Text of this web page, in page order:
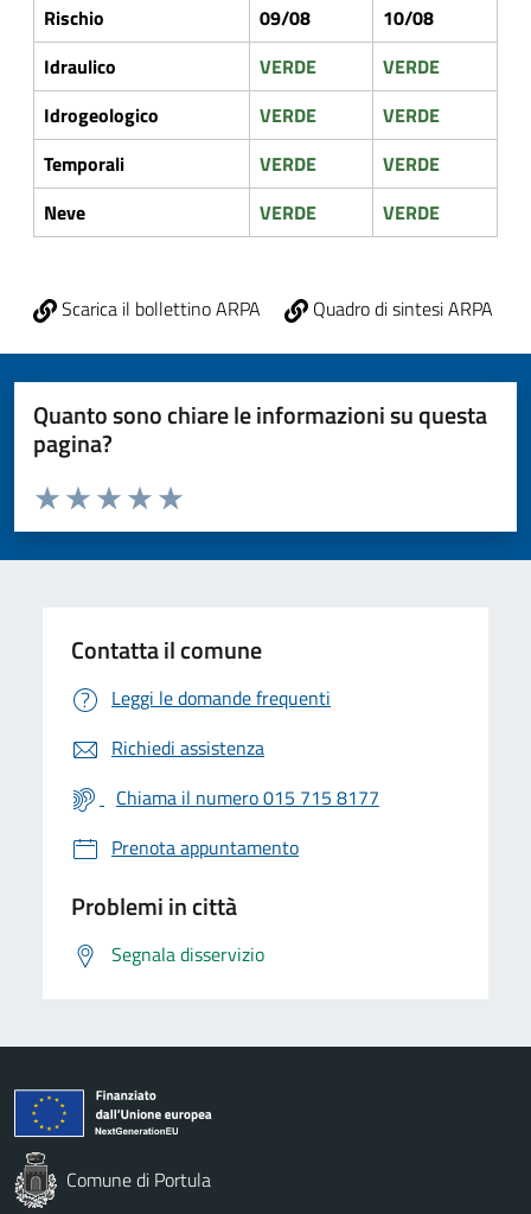
Rischio
09/08
10/08
Idraulico
VERDE
VERDE
Idrogeologico
VERDE
VERDE
Temporali
VERDE
VERDE
Neve
VERDE VERDE
Scarica il bollettino ARPA Quadro di sintesi ARPA
Quanto sono chiare le informazioni su questa
pagina?
Valuta da 1 a 5 stelle la pagina
Valuta 5 stelle su 5
Valuta 4 stelle su 5
Valuta 3 stelle su 5
Valuta 2 stelle su 5
Valuta 1 stelle su 5
Contatta il comune
Leggi le domande frequenti
Richiedi assistenza
Chiama il numero 015 715 8177
Prenota appuntamento
Problemi in città
Segnala disservizio
Comune di Portula